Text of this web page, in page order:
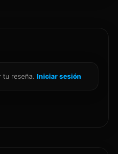
tu reseña. Iniciar sesión